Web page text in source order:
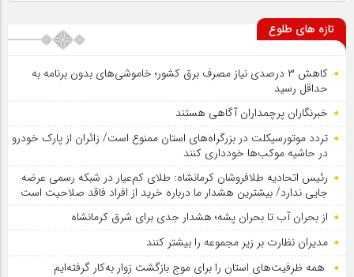
تازه های طلوع
کاهش ۳ درصدی نیاز مصرف برق کشور؛ خاموشی‌های بدون برنامه به
حداقل رسید
خبرنگاران پرچمداران آگاهی هستند
تردد موتورسیکلت در بزرگراه‌های استان ممنوع است/ زائران از پارک خودرو
در حاشیه موکب‌ها خودداری کنند
رئیس اتحادیه طلافروشان کرمانشاه: طلای کم‌عیار در شبکه رسمی عرضه
جایی ندارد/ بیشترین هشدار ما درباره خرید از افراد فاقد صلاحیت است
از بحران آب تا بحران پشه؛ هشدار جدی برای شرق کرمانشاه
مدیران نظارت بر زیر مجموعه را بیشتر کنند
همه ظرفیت‌های استان را برای موج بازگشت زوار به‌کار گرفته‌ایم